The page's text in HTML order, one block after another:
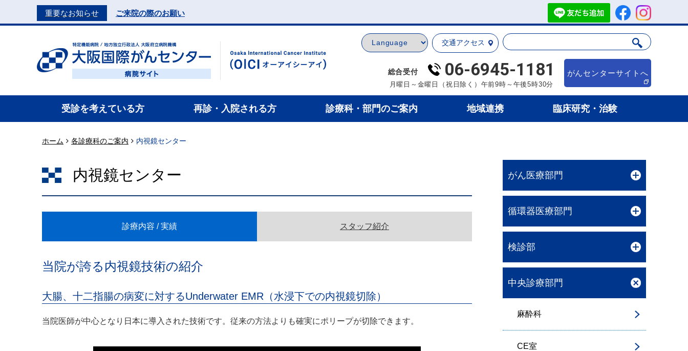
重要なお知らせ ご来院の際のお願い
交通アクセス
総合受付 06-6945-1181
月曜日～金曜日（祝日除く）午前9時～午後5時30分
がんセンターサイトへ
受診を考えている方 再診・入院される方 診療科・部門のご案内 地域連携 臨床研究・治験
ホーム 各診療科のご案内 内視鏡センター
内視鏡センター
診療内容 / 実績 スタッフ紹介
当院が誇る内視鏡技術の紹介
大腸、十二指腸の病変に対するUnderwater EMR（水浸下での内視鏡切除）
当院医師が中心となり日本に導入された技術です。従来の方法よりも確実にポリープが切除できます。
がん医療部門
循環器医療部門
検診部
中央診療部門
麻酔科
CE室